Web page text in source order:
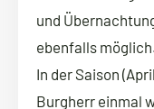
und
ebenfalls
In der Saison
Burgherr einmal